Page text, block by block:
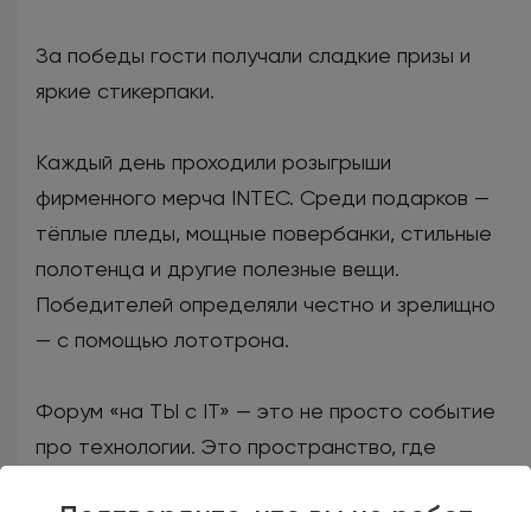
За победы гости получали сладкие призы и
яркие стикерпаки.
Каждый день проходили розыгрыши
фирменного мерча INTEC. Среди подарков —
тёплые пледы, мощные повербанки, стильные
полотенца и другие полезные вещи.
Победителей определяли честно и зрелищно
— с помощью лототрона.
Форум «на ТЫ с IT» — это не просто событие
про технологии. Это пространство, где